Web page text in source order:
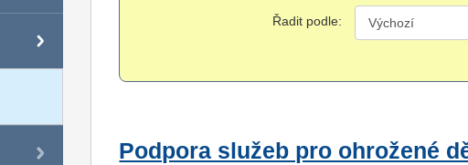
Řadit podle:
Podpora služeb pro ohrožené